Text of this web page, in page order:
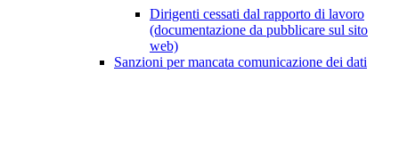
Dirigenti cessati dal rapporto di lavoro
(documentazione da pubblicare sul sito
web)
Sanzioni per mancata comunicazione dei dati